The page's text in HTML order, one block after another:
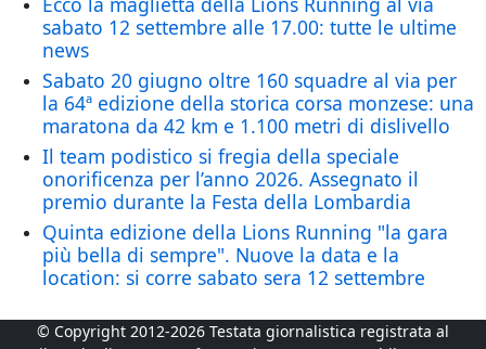
sabato 12 settembre alle 17.00: tutte le ultime
news
Sabato 20 giugno oltre 160 squadre al via per
la 64ª edizione della storica corsa monzese: una
maratona da 42 km e 1.100 metri di dislivello
Il team podistico si fregia della speciale
onorificenza per l’anno 2026. Assegnato il
premio durante la Festa della Lombardia
Quinta edizione della Lions Running "la gara
più bella di sempre". Nuove la data e la
location: si corre sabato sera 12 settembre
© Copyright 2012-2026 Testata giornalistica registrata al